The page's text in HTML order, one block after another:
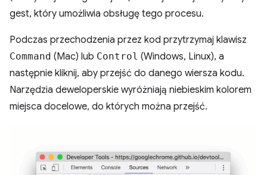
gest, który umożliwia obsługę tego procesu.
Podczas przechodzenia przez kod przytrzymaj klawisz
Command (Mac) lub Control (Windows, Linux), a
następnie kliknij, aby przejść do danego wiersza kodu.
Narzędzia deweloperskie wyróżniają niebieskim kolorem
miejsca docelowe, do których można przejść.